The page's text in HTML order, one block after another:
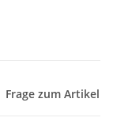
Frage zum Artikel